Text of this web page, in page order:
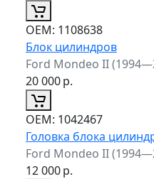
ОЕМ: 1108638
Блок цилиндров
Ford Mondeo II
20 000р.
ОЕМ: 1042467
Головка блока
Ford Mondeo II
12 000р.